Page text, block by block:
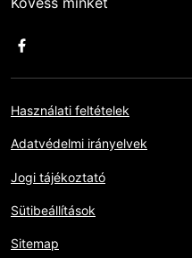
Használati feltételek
Adatvédelmi irányelvek
Jogi tájékoztató
Sütibeállítások
Sitemap